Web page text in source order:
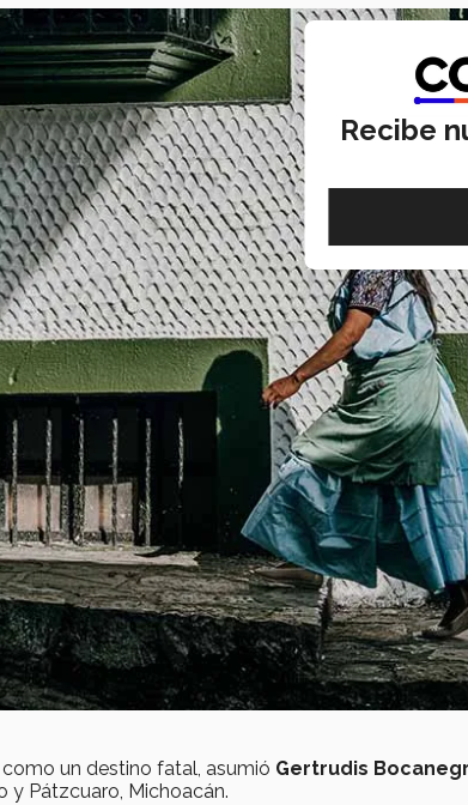
como un destino fatal, asumió Gertrudis
y Pátzcuaro, Michoacán.
Recibe